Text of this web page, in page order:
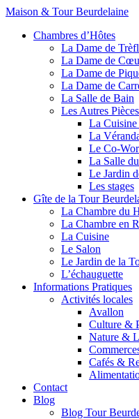
Maison & Tour Beurdelaine
Chambres d’Hôtes
La Dame de
La Dame de
La Dame de
La Dame de
La Salle de Bain
Les Autres Pièces
La Cuisine
La
Le Co-
La Salle
Le Jardin
Les stages
Gîte de la Tour
La Chambre du
La Chambre en
La Cuisine
Le Salon
Le Jardin de la
L’échauguette
Informations Pratiques
Activités locales
Avallon
Culture &
Nature &
Cafés &
Contact
Blog
Blog Tour